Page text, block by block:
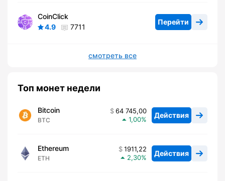
CoinClick
4.9
7711
Перейти
смотреть все
Топ монет недели
Bitcoin
BTC
64 745,00
1,00
Действия
Ethereum
ETH
1911,22
2,30
Действия